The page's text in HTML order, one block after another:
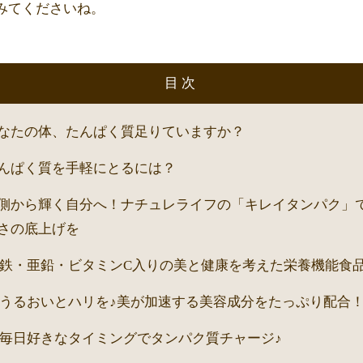
くださいね。
目次
たの体、たんぱく質足りていますか？
ぱく質を手軽にとるには？
から輝く自分へ！ナチュレライフの「キレイタンパク」
の底上げを
鉄・亜鉛・ビタミンC入りの美と健康を考えた栄養機能食
うるおいとハリを♪美が加速する美容成分をたっぷり配合！
毎日好きなタイミングでタンパク質チャージ♪